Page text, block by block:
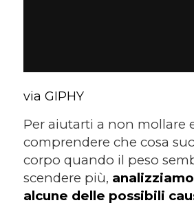
via GIPHY
Per aiutarti a non mollare
comprendere che cosa
corpo quando il peso
scendere più,
alcune delle possibili